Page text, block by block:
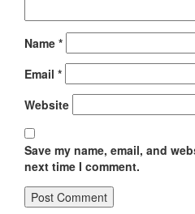
Name *
Email *
Website
Save my name, email, and
next time I comment.